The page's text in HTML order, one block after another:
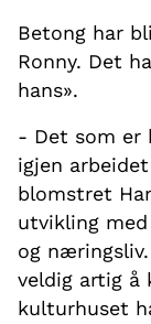
Betong har
Ronny. Det
hans».
- Det som er
igjen
blomstret
utvikling
og
veldig artig å
kulturhuset